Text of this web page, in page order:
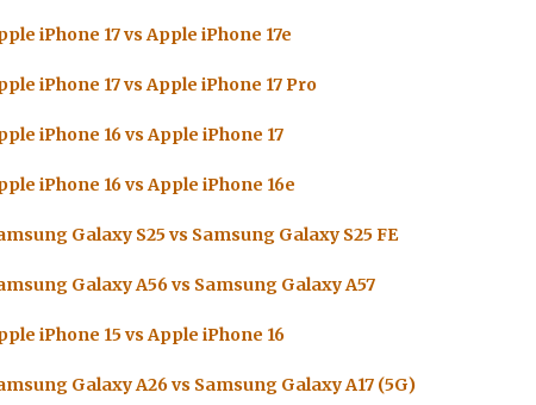
iPhone 17 vs Apple iPhone 17e
iPhone 17 vs Apple iPhone 17 Pro
iPhone 16 vs Apple iPhone 17
iPhone 16 vs Apple iPhone 16e
Galaxy S25 vs Samsung Galaxy S25 FE
Galaxy A56 vs Samsung Galaxy A57
iPhone 15 vs Apple iPhone 16
Galaxy A26 vs Samsung Galaxy A17 (5G)